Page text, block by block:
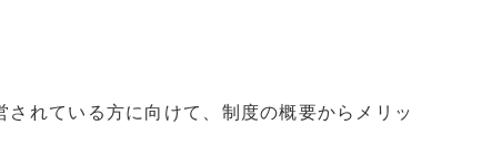
れている方に向けて、制度の概要からメリッ